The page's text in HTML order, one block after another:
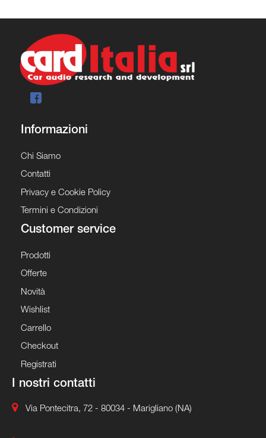
Informazioni
Chi Siamo
Contatti
Privacy e Cookie Policy
Termini e Condizioni
Customer service
Prodotti
Offerte
Novità
Wishlist
Carrello
Checkout
Registrati
I nostri contatti
Via Pontecitra, 72 - 80034 - Marigliano (NA)